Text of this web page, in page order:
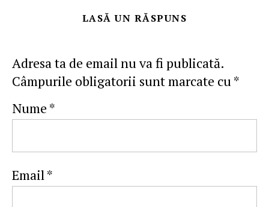
LASĂ UN RĂSPUNS
Adresa ta de email nu va fi publicată.
Câmpurile obligatorii sunt marcate cu *
Nume *
Email *